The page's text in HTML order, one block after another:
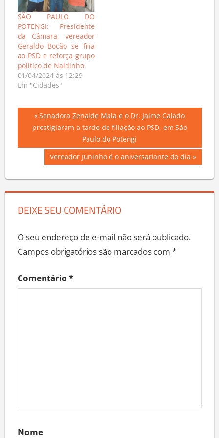
SÃO PAULO DO
POTENGI: Presidente
da Câmara, vereador
Geraldo Bocão se filia
ao PSD e reforça grupo
político de Naldinho
01/04/2024 às 12:29
Em "Cidades"
Navegação
de
Post
Previous
Post:
Senadora Zenaide Maia e o Dr. Jaime Calado
prestigiaram a tarde de filiação ao PSD, em São
Paulo do Potengi
Next
Post:
Vereador Juninho é o aniversariante do dia
DEIXE SEU COMENTÁRIO
O seu endereço de e-mail não será publicado.
Campos obrigatórios são marcados com *
Comentário *
Nome